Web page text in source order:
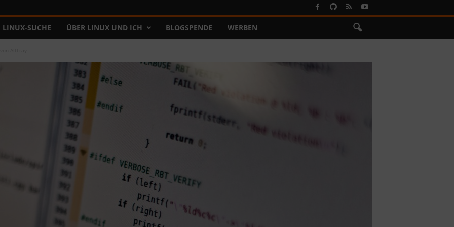
LINUX-SUCHE ÜBER LINUX UND ICH BLOGSPENDE WERBEN